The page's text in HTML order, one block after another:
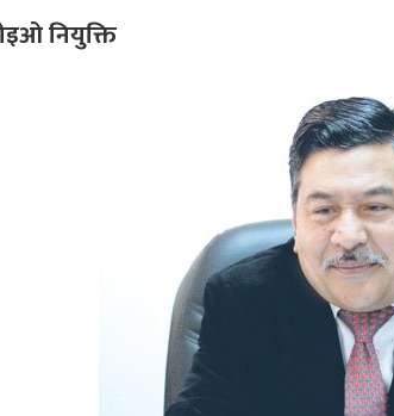
नियुक्ति